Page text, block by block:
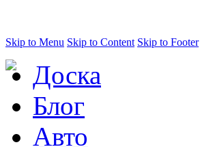
Skip to Menu Skip to Content Skip to Footer
Доска
Блог
Авто